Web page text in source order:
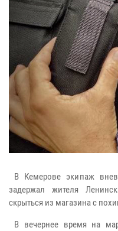
В Кемерове экипаж
задержал жителя
скрыться из магазина с
В вечернее время на